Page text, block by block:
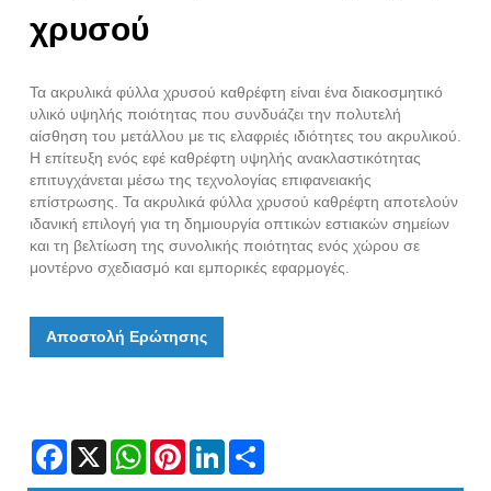
χρυσού
Τα ακρυλικά φύλλα χρυσού καθρέφτη είναι ένα διακοσμητικό
υλικό υψηλής ποιότητας που συνδυάζει την πολυτελή
αίσθηση του μετάλλου με τις ελαφριές ιδιότητες του ακρυλικού.
Η επίτευξη ενός εφέ καθρέφτη υψηλής ανακλαστικότητας
επιτυγχάνεται μέσω της τεχνολογίας επιφανειακής
επίστρωσης. Τα ακρυλικά φύλλα χρυσού καθρέφτη αποτελούν
ιδανική επιλογή για τη δημιουργία οπτικών εστιακών σημείων
και τη βελτίωση της συνολικής ποιότητας ενός χώρου σε
μοντέρνο σχεδιασμό και εμπορικές εφαρμογές.
Αποστολή Ερώτησης
Facebook
X WhatsAppPinterestLinkedIn